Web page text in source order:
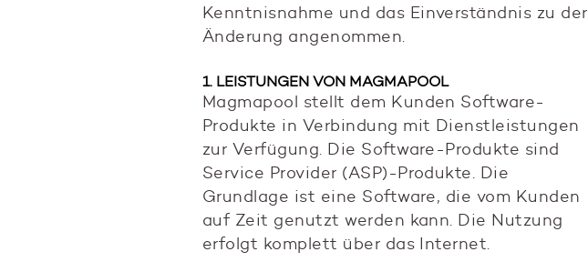
Kenntnisnahme und das Einverständnis zu der
Änderung angenommen.
1. LEISTUNGEN VON MAGMAPOOL
Magmapool stellt dem Kunden Software-
Produkte in Verbindung mit Dienstleistungen
zur Verfügung. Die Software-Produkte sind
Service Provider (ASP)-Produkte. Die
Grundlage ist eine Software, die vom Kunden
auf Zeit genutzt werden kann. Die Nutzung
erfolgt komplett über das Internet.